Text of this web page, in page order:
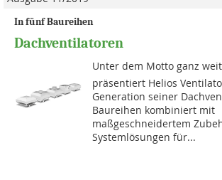
In fünf Baureihen
Dachventilatoren
Unter dem Motto ganz weit
präsentiert Helios
Generation seiner
Baureihen kombiniert mit
maßgeschneidertem
Systemlösungen für...